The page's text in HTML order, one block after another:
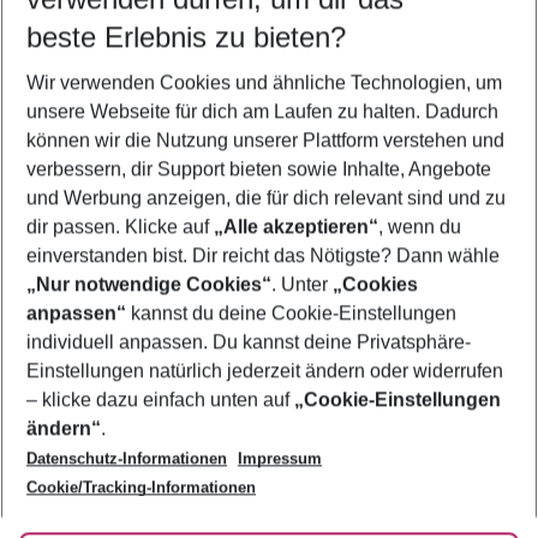
5-8 Nächte
2 Erwachsene Keine Kinder
Mehr Filter anzeigen
Footer
Footer navigation
Über uns
AGB
Bestpreisgarantie
Cookie-Einstellungen ändern
Cookie-Richtlinie
Agenturbetreuung
Barrierefreies Reisen
Folge uns
beste Erlebnis zu bieten?
Wir verwenden Cookies und ähnliche Technologien, um
unsere Webseite für dich am Laufen zu halten. Dadurch
können wir die Nutzung unserer Plattform verstehen und
verbessern, dir Support bieten sowie Inhalte, Angebote
und Werbung anzeigen, die für dich relevant sind und zu
dir passen. Klicke auf „Alle akzeptieren“, wenn du
einverstanden bist. Dir reicht das Nötigste? Dann wähle
„Nur notwendige Cookies“. Unter „Cookies
anpassen“ kannst du deine Cookie-Einstellungen
individuell anpassen. Du kannst deine Privatsphäre-
Einstellungen natürlich jederzeit ändern oder widerrufen
– klicke dazu einfach unten auf „Cookie-Einstellungen
ändern“.
Datenschutz-Informationen
Impressum
Cookie/Tracking-Informationen